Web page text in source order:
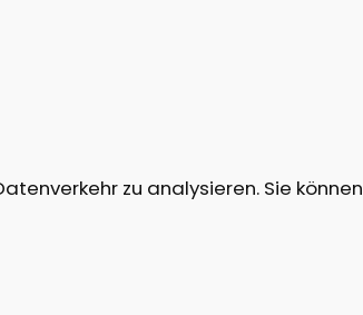
zu analysieren. Sie können